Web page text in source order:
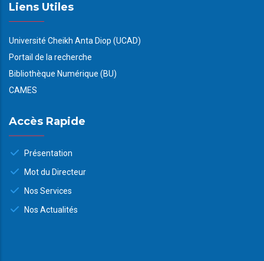
Liens Utiles
Université Cheikh Anta Diop (UCAD)
Portail de la recherche
Bibliothèque Numérique (BU)
CAMES
Accès Rapide
Présentation
Mot du Directeur
Nos Services
Nos Actualités